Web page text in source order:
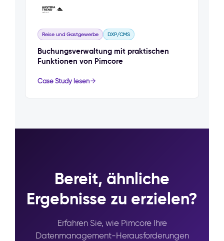
Reise und Gastgewerbe DXP/CMS
Buchungsverwaltung mit praktischen
Funktionen von Pimcore
Case Study lesen
Bereit, ähnliche
Ergebnisse zu erzielen?
Erfahren Sie, wie Pimcore Ihre
Datenmanagement-Herausforderungen